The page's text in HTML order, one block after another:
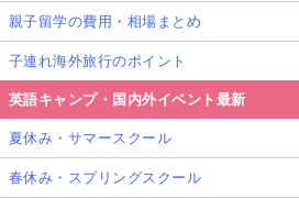
親子留学の費用・相場まとめ
子連れ海外旅行のポイント
英語キャンプ・国内外イベント最新
夏休み・サマースクール
春休み・スプリングスクール